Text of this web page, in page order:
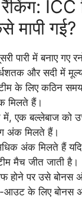
ICC
मापी गई?
पारी में बनाए गए
और सदी में मूल्य
के लिए कठिन
मिलते हैं।
एक बल्लेबाज को
अंक मिलते हैं।
अंक मिलते हैं यदि
मैच जीत जाती है।
होने पर उसे बोनस
आउट के लिए बोनस